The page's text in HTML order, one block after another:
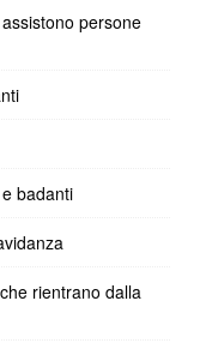
persone
badanti
rientrano dalla